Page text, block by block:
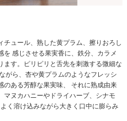
チュール、熟した黄プラム、擦りおろし
を 感じさせる果実香に、鉄分、カラメ
ます。ピリピリと舌先を刺激する微細な
がら、杏や黄プラムのようなフレッシ
のある芳醇な果実味、 それに熟成由来
マヌカハニーやドライハーブ、シナモ
く溶け込みながら大きく口中に膨らみ